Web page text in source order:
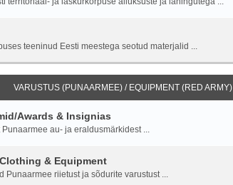
teeninud Eesti meestega seotud materjalid ...
VARUSTUS (PUNAARMEE) / EQUIPMENT (RED ARMY)
Awards & Insignias
au- ja eraldusmärkidest ...
& Equipment
Punaarmee riietust ja sõdurite varustust ...